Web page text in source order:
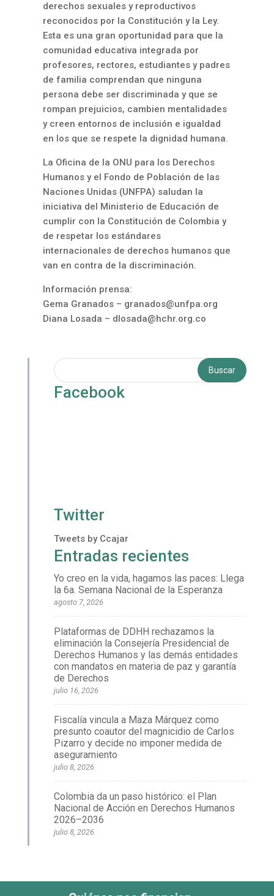
derechos sexuales y reproductivos
reconocidos por la Constitución y la Ley.
Esta es una gran oportunidad para que la
comunidad educativa integrada por
profesores, rectores, estudiantes y padres
de familia comprendan que ninguna
persona debe ser discriminada y que se
rompan prejuicios, cambien mentalidades
y creen entornos de inclusión e igualdad
en los que se respete la dignidad humana.
La Oficina de la ONU para los Derechos
Humanos y el Fondo de Población de las
Naciones Unidas (UNFPA) saludan la
iniciativa del Ministerio de Educación de
cumplir con la Constitución de Colombia y
de respetar los estándares
internacionales de derechos humanos que
van en contra de la discriminación.
Información prensa:
Gema Granados – granados@unfpa.org
Diana Losada – dlosada@hchr.org.co
Facebook
Twitter
Tweets by Ccajar
Entradas recientes
Yo creo en la vida, hagamos las paces: Llega
la 6a. Semana Nacional de la Esperanza
agosto 7, 2026
Plataformas de DDHH rechazamos la
eliminación la Consejería Presidencial de
Derechos Humanos y las demás entidades
con mandatos en materia de paz y garantía
de Derechos
julio 16, 2026
Fiscalía vincula a Maza Márquez como
presunto coautor del magnicidio de Carlos
Pizarro y decide no imponer medida de
aseguramiento
julio 8, 2026
Colombia da un paso histórico: el Plan
Nacional de Acción en Derechos Humanos
2026–2036
julio 8, 2026